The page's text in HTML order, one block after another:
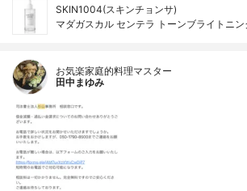
SKIN1004(スキンチョンサ)
マダガスカル センテラ トーンブライトニ
お気楽家庭的料理マスター
田中まゆみ